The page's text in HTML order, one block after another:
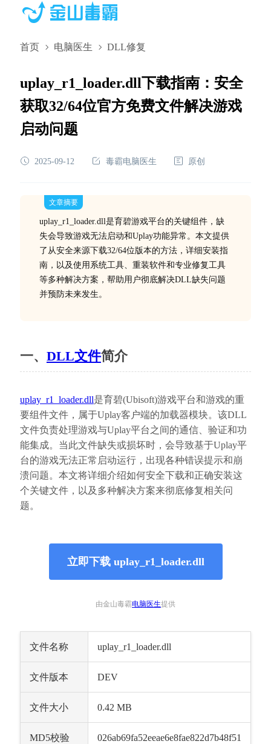
首页 电脑医生 DLL修复
uplay_r1_loader.dll下载指南：安全
获取32/64位官方免费文件解决游戏
启动问题
2025-09-12 毒霸电脑医生 原创
文章摘要
uplay_r1_loader.dll是育碧游戏平台的关键组件，缺
失会导致游戏无法启动和Uplay功能异常。本文提供
了从安全来源下载32/64位版本的方法，详细安装指
南，以及使用系统工具、重装软件和专业修复工具
等多种解决方案，帮助用户彻底解决DLL缺失问题
并预防未来发生。
一、 DLL文件简介
uplay_r1_loader.dll是育碧(Ubisoft)游戏平台和游戏的重
要组件文件，属于Uplay客户端的加载器模块。该DLL
文件负责处理游戏与Uplay平台之间的通信、验证和功
能集成。当此文件缺失或损坏时，会导致基于Uplay平
台的游戏无法正常启动运行，出现各种错误提示和崩
溃问题。本文将详细介绍如何安全下载和正确安装这
个关键文件，以及多种解决方案来彻底修复相关问
题。
立即下载 uplay_r1_loader.dll
由金山毒霸电脑医生提供
文件名称 uplay_r1_loader.dll
文件版本 DEV
文件大小 0.42 MB
MD5校验
026ab69fa52eeae6e8fae822d7b48f51